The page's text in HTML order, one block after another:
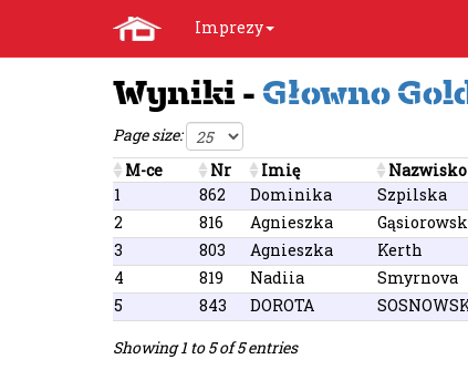
Imprezy
Wyniki - Głowno
Page size:
M-ce
Nr Imię Nazwisko
1
862 Dominika Szpilska
2
816 Agnieszka
3
803 Agnieszka Kerth
4
819 Nadiia Smyrnova
5
843 DOROTA
Showing 1 to 5 of 5 entries